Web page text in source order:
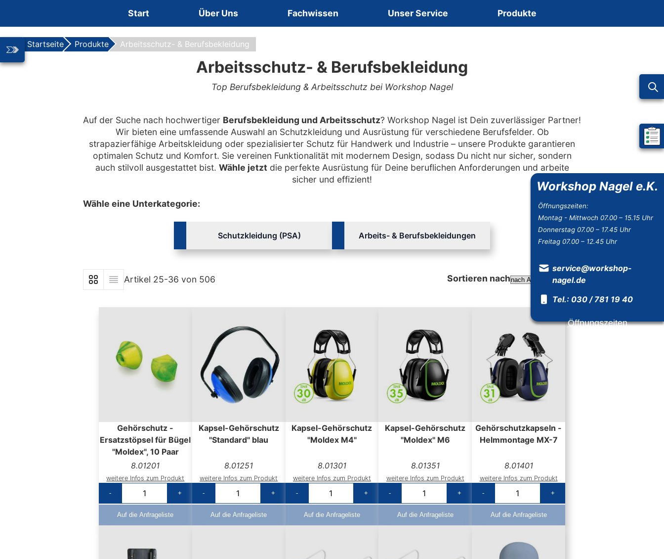
Start Über Uns Fachwissen Unser Service Produkte
Startseite Produkte Arbeitsschutz- & Berufsbekleidung
Mein
Workshop Nagel e.K.
Öffnungszeiten:
Montag - Mittwoch 07.00 – 15.15 Uhr
Donnerstag 07.00 – 17.45 Uhr
Freitag 07.00 – 12.45 Uhr
service@workshop-
nagel.de
Tel.: 030 / 781 19 40
Öffnungszeiten
Arbeitsschutz- & Berufsbekleidung
Top Berufsbekleidung & Arbeitsschutz bei Workshop Nagel
Auf der Suche nach hochwertiger Berufsbekleidung und Arbeitsschutz? Workshop Nagel ist Dein zuverlässiger Partner!
Wir bieten eine umfassende Auswahl an Schutzkleidung und Ausrüstung für verschiedene Berufsfelder. Ob
strapazierfähige Arbeitskleidung oder spezialisierter Schutz für Handwerk und Industrie – unsere Produkte garantieren
optimalen Schutz und Komfort. Sie vereinen Funktionalität mit modernem Design, sodass Du nicht nur sicher, sondern
auch stilvoll ausgestattet bist. Wähle jetztdie perfekte Ausrüstung für Deine beruflichen Anforderungen und arbeite
sicher und effizient!
Wähle eine Unterkategorie:
Schutzkleidung (PSA) Arbeits- & Berufsbekleidungen
Anzeigen als
ListeListe
Artikel 25-36 von 506
Sortieren nach
Gehörschutz -
Ersatzstöpsel für Bügel
"Moldex", 10 Paar
8.01201
weitere Infos zum Produkt
-
+
Auf die Anfrageliste
Kapsel-Gehörschutz
"Standard" blau
8.01251
weitere Infos zum Produkt
-
+
Auf die Anfrageliste
Kapsel-Gehörschutz
"Moldex M4"
8.01301
weitere Infos zum Produkt
-
+
Auf die Anfrageliste
Kapsel-Gehörschutz
"Moldex" M6
8.01351
weitere Infos zum Produkt
-
+
Auf die Anfrageliste
Gehörschutzkapseln -
Helmmontage MX-7
8.01401
weitere Infos zum Produkt
-
+
Auf die Anfrageliste